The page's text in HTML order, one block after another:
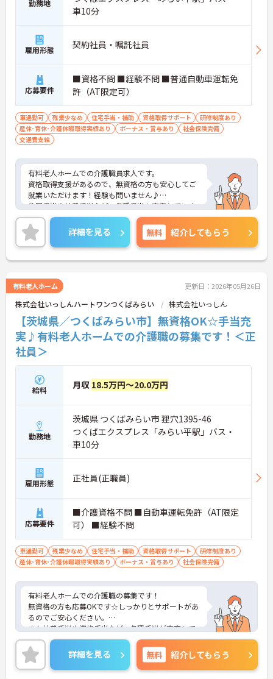
勤務地
車10分
雇用形態 契約社員・嘱託社員
応募要件
■資格不問 ■経験不問 ■普通自動車運転免
許（AT限定可）
車通勤可 残業少なめ 住宅手当・補助 資格取得サポート
研修制度あり
産休･育休･介護休暇取得実績あり
ボーナス・賞与あり
社会保険完備
交通費支給
有料老人ホームでの介護職員求人です。
資格取得支援があるので、無資格の方も安心してご
就業いただけます！経験も問いません♪
住居手当や扶養手当など、各種手当も充実していま
す☆
ご興味のある方には、面接対策ポイント等、さらに
詳細をお話ししますのでお気軽にご相談ください！
詳細を見る 無料 紹介してもらう
有料老人ホーム 更新日：2026年05月26日
株式会社いっしんハートワンつくばみらい 株式会社いっしん
【茨城県／つくばみらい市】無資格OK☆手当充
実♪有料老人ホームでの介護職の募集です！＜正
社員＞
給料 月収 18.5万円～20.0万円
勤務地
茨城県 つくばみらい市 狸穴1395-46
つくばエクスプレス「みらい平駅」バス・
車10分
雇用形態 正社員(正職員)
応募要件
■介護資格不問 ■自動車運転免許（AT限定
可） ■経験不問
車通勤可 残業少なめ 住宅手当・補助 資格取得サポート
研修制度あり
産休･育休･介護休暇取得実績あり
ボーナス・賞与あり 社会保険完備
有料老人ホームでの介護職の募集です！
無資格の方も応募OKです☆しっかりとサポートがあ
るのでご安心ください。
また扶養手当や資格手当など、各種手当が充実して
います♪
ご興味のある方には、面接対策ポイントなど、さら
に詳細をお話しいたしますのでお気軽にご相談くだ
さい！
詳細を見る 無料 紹介してもらう